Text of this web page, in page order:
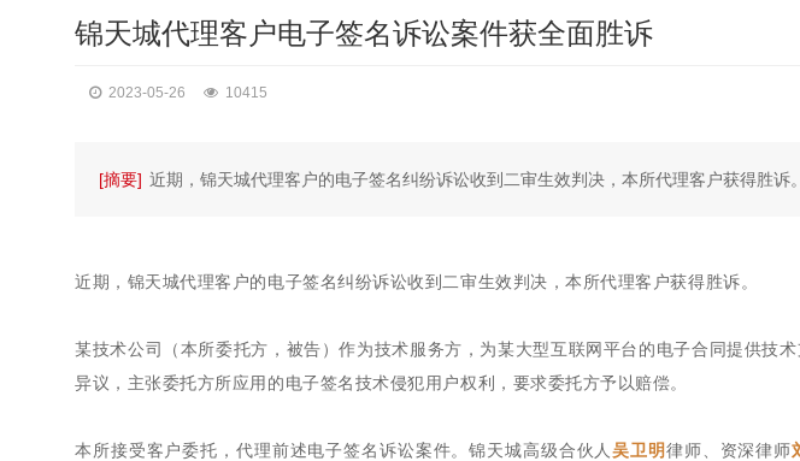
锦天城代理客户电子签名诉讼案件获全面胜诉
2023-05-26 10415
[摘要] 近期，锦天城代理客户的电子签名纠纷诉讼收到二审生效判决，本所代理客户获得胜诉。
近期，锦天城代理客户的电子签名纠纷诉讼收到二审生效判决，本所代理客户获得胜诉。
某技术公司（本所委托方，被告）作为技术服务方，为某大型互联网平台的电子合同提供技
异议，主张委托方所应用的电子签名技术侵犯用户权利，要求委托方予以赔偿。
本所接受客户委托，代理前述电子签名诉讼案件。锦天城高级合伙人吴卫明律师、资深律师